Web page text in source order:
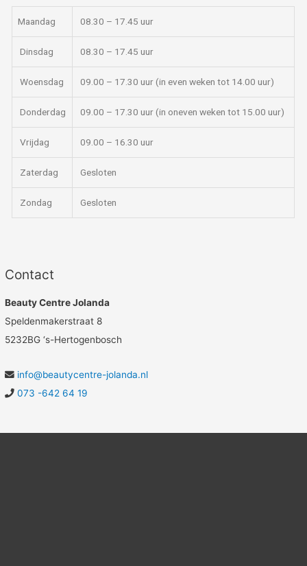
Maandag 08.30 – 17.45 uur
Dinsdag 08.30 – 17.45 uur
Woensdag 09.00 – 17.30 uur (in even weken tot 14.00 uur)
Donderdag 09.00 – 17.30 uur (in oneven weken tot 15.00 uur)
Vrijdag 09.00 – 16.30 uur
Zaterdag Gesloten
Zondag Gesloten
Contact
Beauty Centre Jolanda
Speldenmakerstraat 8
5232BG ‘s-Hertogenbosch
info@beautycentre-jolanda.nl
073 -642 64 19